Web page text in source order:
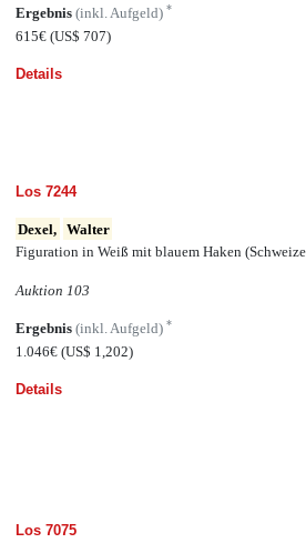
Ergebnis (inkl. Aufgeld) *
615€ (US$ 707)
Details
Los 7244
Dexel, Walter
Figuration in Weiß mit blauem Haken
Auktion 103
Ergebnis (inkl. Aufgeld) *
1.046€ (US$ 1,202)
Details
Los 7075